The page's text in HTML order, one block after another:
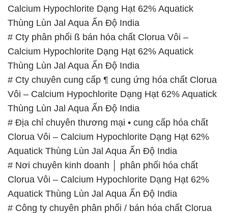
Calcium Hypochlorite Dạng Hạt 62% Aquatick
Thùng Lùn Jal Aqua Ấn Độ India
# Cty phân phối ß bán hóa chất Clorua Vôi –
Calcium Hypochlorite Dạng Hạt 62% Aquatick
Thùng Lùn Jal Aqua Ấn Độ India
# Cty chuyên cung cấp ¶ cung ứng hóa chất Clorua
Vôi – Calcium Hypochlorite Dạng Hạt 62% Aquatick
Thùng Lùn Jal Aqua Ấn Độ India
# Địa chỉ chuyên thương mại • cung cấp hóa chất
Clorua Vôi – Calcium Hypochlorite Dạng Hạt 62%
Aquatick Thùng Lùn Jal Aqua Ấn Độ India
# Nơi chuyên kinh doanh │ phân phối hóa chất
Clorua Vôi – Calcium Hypochlorite Dạng Hạt 62%
Aquatick Thùng Lùn Jal Aqua Ấn Độ India
# Công ty chuyên phân phối / bán hóa chất Clorua